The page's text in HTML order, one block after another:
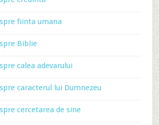
fiinta umana
Biblie
calea adevarului
caracterul lui Dumnezeu
cercetarea de sine